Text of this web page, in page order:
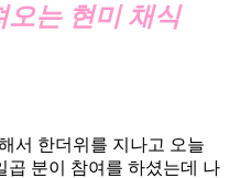
오는 현미 채식
서 한더위를 지나고 오늘
곱 분이 참여를 하셨는데 나